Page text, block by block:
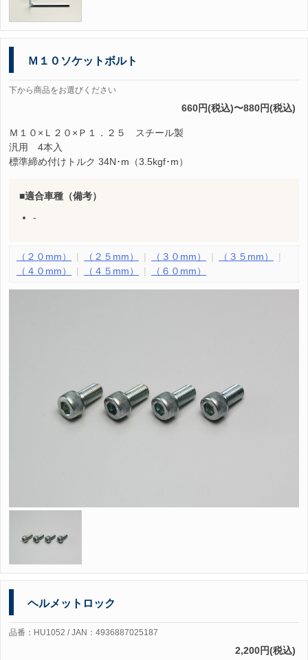
Ｍ１０ソケットボルト
下から商品をお選びください
660円(税込)〜880円(税込)
Ｍ１０×Ｌ２０×Ｐ１．２５ スチール製
汎用 4本入
標準締め付けトルク 34N･m（3.5kgf･m）
適合車種（備考）
-
（２０mm） （２５mm） （３０mm）
（３５mm）
（４０mm）
（４５mm） （６０mm）
ヘルメットロック
品番：HU1052 / JAN：4936887025187
2,200円(税込)